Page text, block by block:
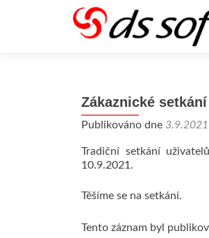
Zákaznické setkání
Publikováno dne 3.9.2021
Tradiční setkání
10.9.2021.
Těšíme se na setkání.
Tento záznam byl